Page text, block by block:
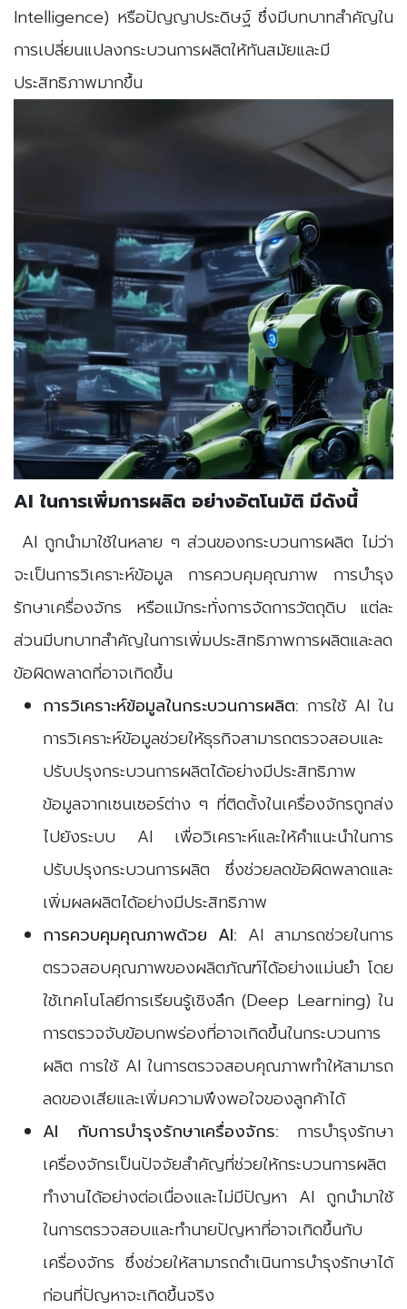
Intelligence) หรือปัญญาประดิษฐ์ ซึ่งมีบทบาทสำคัญใน
การเปลี่ยนแปลงกระบวนการผลิตให้ทันสมัยและมี
ประสิทธิภาพมากขึ้น
AI ในการเพิ่มการผลิต อย่างอัตโนมัติ มีดังนี้
AI ถูกนำมาใช้ในหลาย ๆ ส่วนของกระบวนการผลิต ไม่ว่า
จะเป็นการวิเคราะห์ข้อมูล การควบคุมคุณภาพ การบำรุง
รักษาเครื่องจักร หรือแม้กระทั่งการจัดการวัตถุดิบ แต่ละ
ส่วนมีบทบาทสำคัญในการเพิ่มประสิทธิภาพการผลิตและลด
ข้อผิดพลาดที่อาจเกิดขึ้น
การวิเคราะห์ข้อมูลในกระบวนการผลิต: การใช้ AI ใน
การวิเคราะห์ข้อมูลช่วยให้ธุรกิจสามารถตรวจสอบและ
ปรับปรุงกระบวนการผลิตได้อย่างมีประสิทธิภาพ
ข้อมูลจากเซนเซอร์ต่าง ๆ ที่ติดตั้งในเครื่องจักรถูกส่ง
ไปยังระบบ AI เพื่อวิเคราะห์และให้คำแนะนำในการ
ปรับปรุงกระบวนการผลิต ซึ่งช่วยลดข้อผิดพลาดและ
เพิ่มผลผลิตได้อย่างมีประสิทธิภาพ
การควบคุมคุณภาพด้วย AI: AI สามารถช่วยในการ
ตรวจสอบคุณภาพของผลิตภัณฑ์ได้อย่างแม่นยำ โดย
ใช้เทคโนโลยีการเรียนรู้เชิงลึก (Deep Learning) ใน
การตรวจจับข้อบกพร่องที่อาจเกิดขึ้นในกระบวนการ
ผลิต การใช้ AI ในการตรวจสอบคุณภาพทำให้สามารถ
ลดของเสียและเพิ่มความพึงพอใจของลูกค้าได้
AI กับการบำรุงรักษาเครื่องจักร: การบำรุงรักษา
เครื่องจักรเป็นปัจจัยสำคัญที่ช่วยให้กระบวนการผลิต
ทำงานได้อย่างต่อเนื่องและไม่มีปัญหา AI ถูกนำมาใช้
ในการตรวจสอบและทำนายปัญหาที่อาจเกิดขึ้นกับ
เครื่องจักร ซึ่งช่วยให้สามารถดำเนินการบำรุงรักษาได้
ก่อนที่ปัญหาจะเกิดขึ้นจริง